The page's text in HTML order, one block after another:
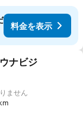
料金を表示
加
ナビジ
ません